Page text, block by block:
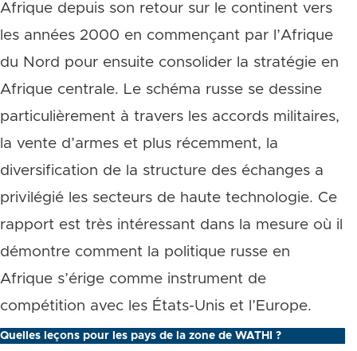
Afrique depuis son retour sur le continent vers
les années 2000 en commençant par l’Afrique
du Nord pour ensuite consolider la stratégie en
Afrique centrale. Le schéma russe se dessine
particulièrement à travers les accords militaires,
la vente d’armes et plus récemment, la
diversification de la structure des échanges a
privilégié les secteurs de haute technologie. Ce
rapport est très intéressant dans la mesure où il
démontre comment la politique russe en
Afrique s’érige comme instrument de
compétition avec les États-Unis et l’Europe.
Quelles leçons pour les pays de la zone de WATHI ?